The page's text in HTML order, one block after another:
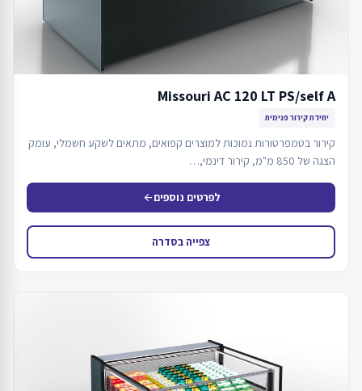
Missouri AC 120 LT PS/self A
יחידת קירור פנימית
קירור בטמפרטורות נמוכות למוצרים קפואים, מתאים לשקע חשמלי, עומק
הצגה של 850 מ"מ, קירור דינמי,…
לפרטים נוספיםarrow_back
צפייה בסדרה